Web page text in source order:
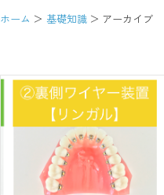
ホーム 基礎知識 アーカイブ